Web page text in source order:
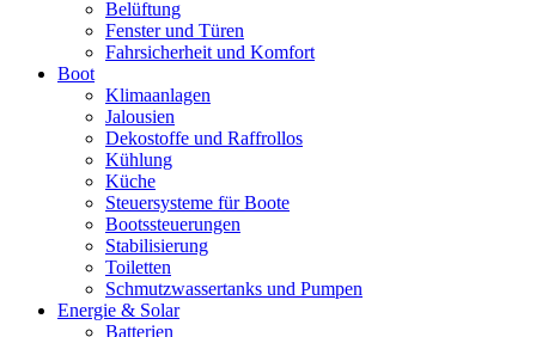
Belüftung
Fenster und Türen
Fahrsicherheit und Komfort
Boot
Klimaanlagen
Jalousien
Dekostoffe und Raffrollos
Kühlung
Küche
Steuersysteme für Boote
Bootssteuerungen
Stabilisierung
Toiletten
Schmutzwassertanks und Pumpen
Energie & Solar
Batterien